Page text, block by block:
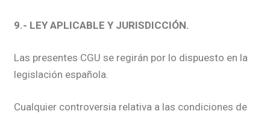
9.- LEY APLICABLE Y JURISDICCIÓN.
Las presentes CGU se regirán por lo dispuesto en la
legislación española.
Cualquier controversia relativa a las condiciones de